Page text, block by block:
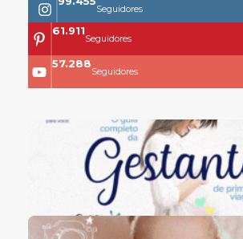
Seguidores
73.704
Seguidores
68.200
Seguidores